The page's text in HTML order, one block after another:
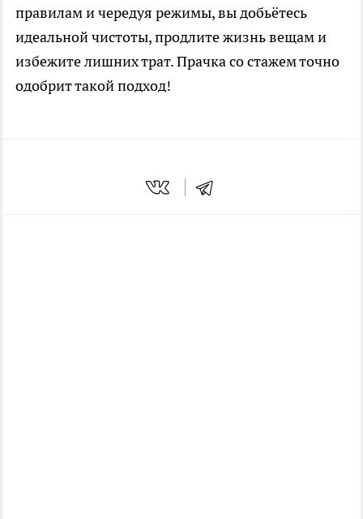
правилам и чередуя режимы, вы добьётесь
идеальной чистоты, продлите жизнь вещам и
избежите лишних трат. Прачка со стажем точно
одобрит такой подход!